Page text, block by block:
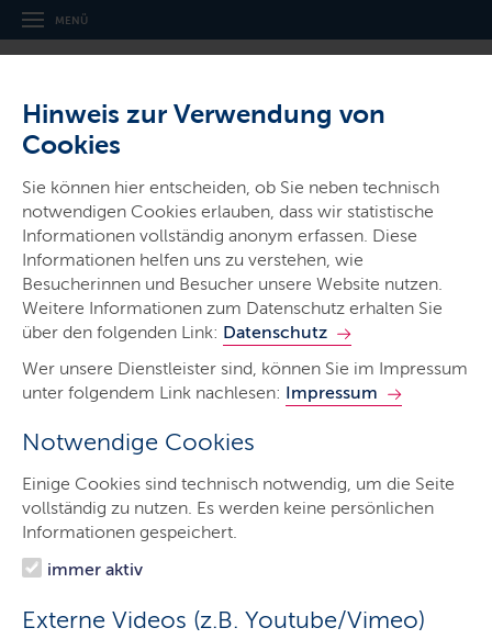
Hinweis zur Verwendung von
Cookies
Sie können hier entscheiden, ob Sie neben technisch
notwendigen Cookies erlauben, dass wir statistische
Informationen vollständig anonym erfassen. Diese
Informationen helfen uns zu verstehen, wie
Besucherinnen und Besucher unsere Website nutzen.
Weitere Informationen zum Datenschutz erhalten Sie
über den folgenden Link: Datenschutz
Wer unsere Dienstleister sind, können Sie im Impressum
unter folgendem Link nachlesen: Impressum
Notwendige Cookies
Einige Cookies sind technisch notwendig, um die Seite
vollständig zu nutzen. Es werden keine persönlichen
Informationen gespeichert.
immer aktiv
Externe Videos (z.B. Youtube/Vimeo)
MENÜ
Schleswig-Holsteinische
Landesbibliothek
Ministerien & Behörden
Start
Bibliothek
Digitales Zentrum
Sammlungen
Veranstaltungen